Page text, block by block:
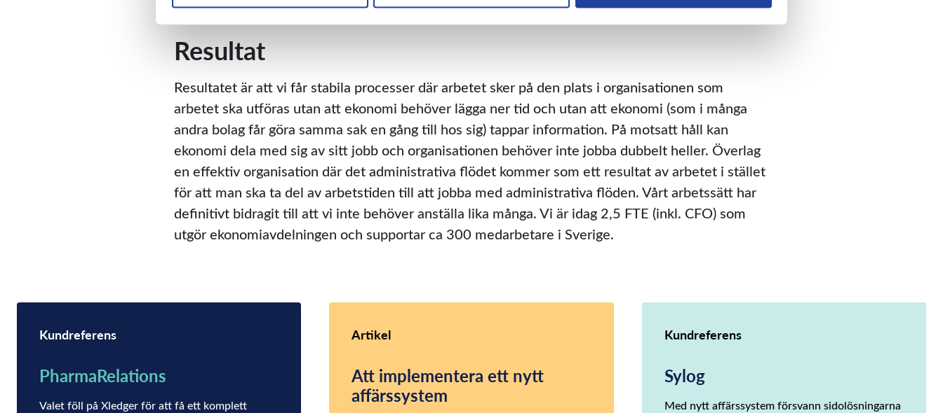
som den levererats av avsändaren.
Resultat
Resultatet är att vi får stabila processer där arbetet sker på den plats i organisationen som
arbetet ska utföras utan att ekonomi behöver lägga ner tid och utan att ekonomi (som i många
andra bolag får göra samma sak en gång till hos sig) tappar information. På motsatt håll kan
ekonomi dela med sig av sitt jobb och organisationen behöver inte jobba dubbelt heller. Överlag
en effektiv organisation där det administrativa flödet kommer som ett resultat av arbetet i stället
för att man ska ta del av arbetstiden till att jobba med administrativa flöden. Vårt arbetssätt har
definitivt bidragit till att vi inte behöver anställa lika många. Vi är idag 2,5 FTE (inkl. CFO) som
utgör ekonomiavdelningen och supportar ca 300 medarbetare i Sverige.
Kundreferens
PharmaRelations
Valet föll på Xledger för att få ett komplett
Artikel
Att implementera ett nytt
affärssystem
Kundreferens
Sylog
Med nytt affärssystem försvann sidolösningarna